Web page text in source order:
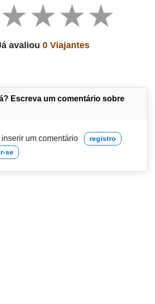
avaliou 0 Viajantes
Escreva um comentário sobre
um comentário registro
se